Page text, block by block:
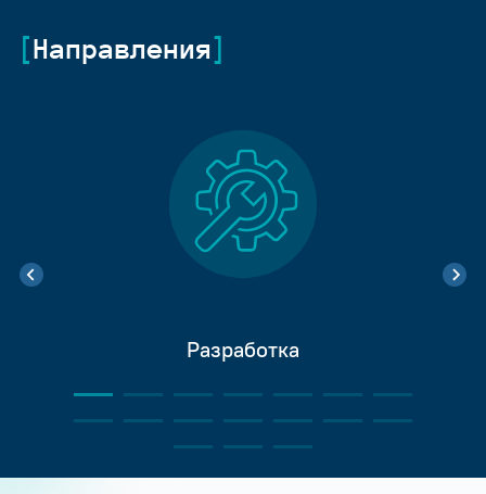
Направления
Разработка